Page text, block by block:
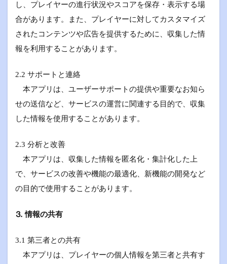
し、プレイヤーの進行状況やスコアを保存・表示する場
合があります。また、プレイヤーに対してカスタマイズ
されたコンテンツや広告を提供するために、収集した情
報を利用することがあります。
2.2 サポートと連絡
本アプリは、ユーザーサポートの提供や重要なお知ら
せの送信など、サービスの運営に関連する目的で、収集
した情報を使用することがあります。
2.3 分析と改善
本アプリは、収集した情報を匿名化・集計化した上
で、サービスの改善や機能の最適化、新機能の開発など
の目的で使用することがあります。
⒊ 情報の共有
3.1 第三者との共有
本アプリは、プレイヤーの個人情報を第三者と共有す